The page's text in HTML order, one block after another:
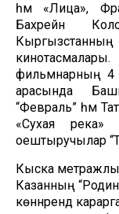
һәм «Лица»,
Бахрейн
кинотасмалары.
фильмнарның 4
арасында
“Февраль” һәм
«Сухая река»
оештыручылар
Кыска
Казанның
көннәрендә